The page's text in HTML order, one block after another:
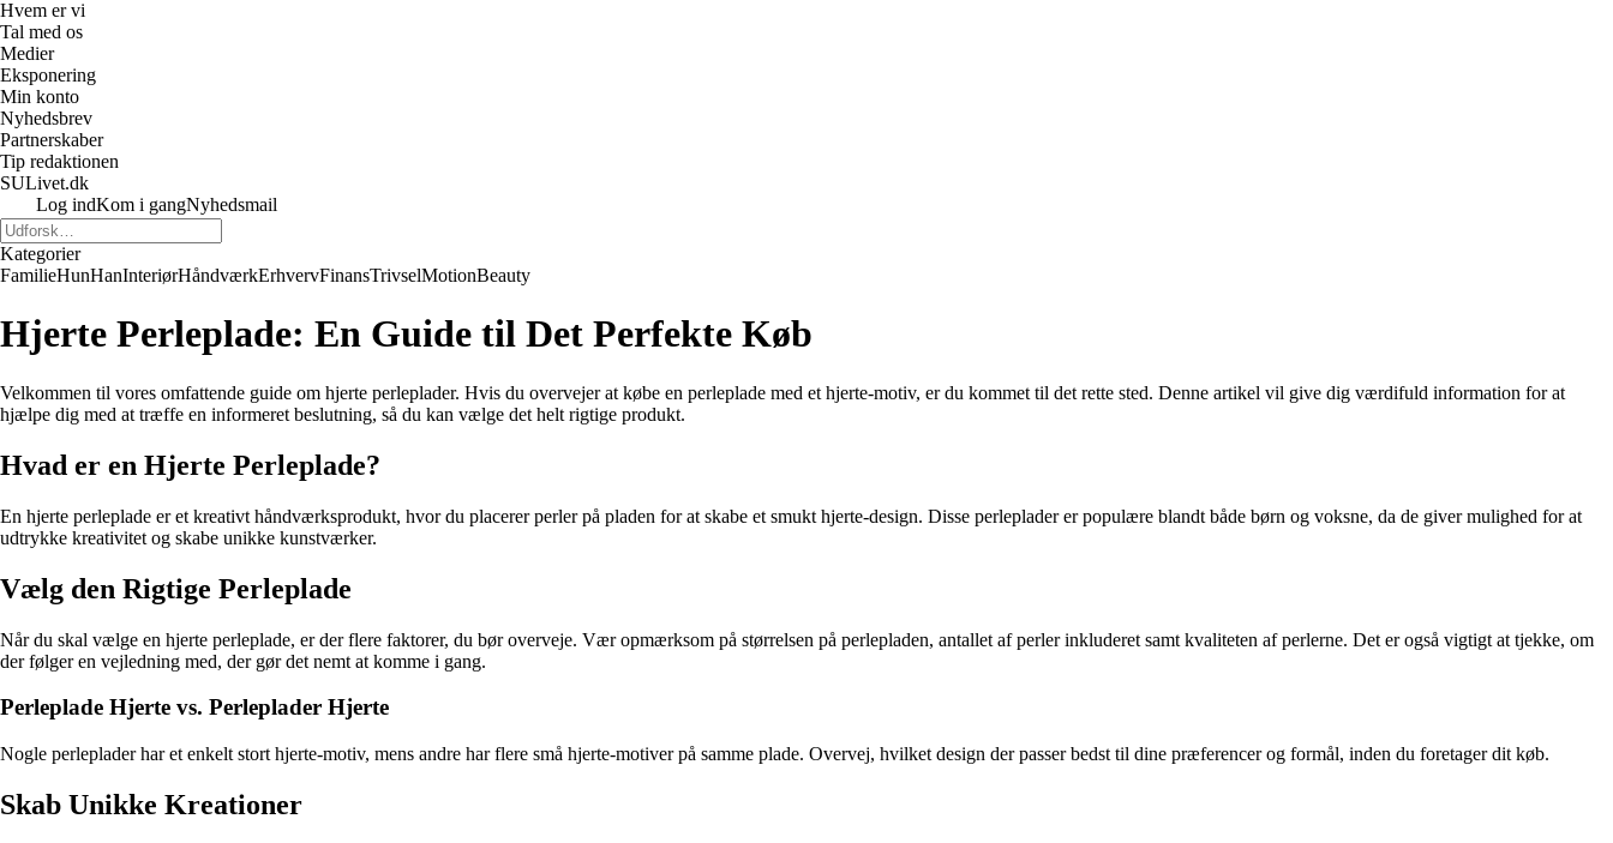
Hvem er vi
Tal med os
Medier
Eksponering
Min konto
Nyhedsbrev
Partnerskaber
Tip redaktionen
SULivet.dk
Log indKom i gangNyhedsmail
Kategorier
FamilieHunHanInteriørHåndværkErhvervFinansTrivselMotionBeauty
Hjerte Perleplade: En Guide til Det Perfekte Køb
Velkommen til vores omfattende guide om hjerte perleplader. Hvis du overvejer at købe en perleplade med et hjerte-motiv, er du kommet til det rette sted. Denne artikel vil give dig værdifuld information for at
hjælpe dig med at træffe en informeret beslutning, så du kan vælge det helt rigtige produkt.
Hvad er en Hjerte Perleplade?
En hjerte perleplade er et kreativt håndværksprodukt, hvor du placerer perler på pladen for at skabe et smukt hjerte-design. Disse perleplader er populære blandt både børn og voksne, da de giver mulighed for at
udtrykke kreativitet og skabe unikke kunstværker.
Vælg den Rigtige Perleplade
Når du skal vælge en hjerte perleplade, er der flere faktorer, du bør overveje. Vær opmærksom på størrelsen på perlepladen, antallet af perler inkluderet samt kvaliteten af perlerne. Det er også vigtigt at tjekke, om
der følger en vejledning med, der gør det nemt at komme i gang.
Perleplade Hjerte vs. Perleplader Hjerte
Nogle perleplader har et enkelt stort hjerte-motiv, mens andre har flere små hjerte-motiver på samme plade. Overvej, hvilket design der passer bedst til dine præferencer og formål, inden du foretager dit køb.
Skab Unikke Kreationer